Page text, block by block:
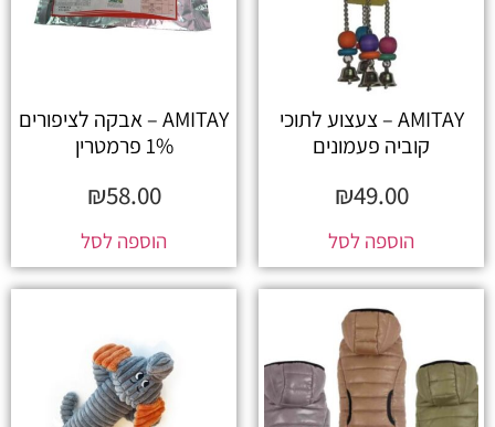
AMITAY – צעצוע לתוכי
קוביה פעמונים
₪49.00
הוספה לסל
AMITAY – אבקה לציפורים
1% פרמטרין
₪58.00
הוספה לסל